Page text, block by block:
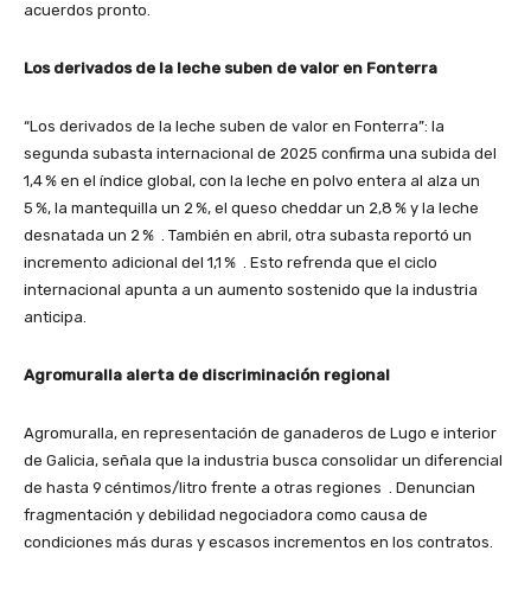
acuerdos pronto.
Los derivados de la leche suben de valor en Fonterra
“Los derivados de la leche suben de valor en Fonterra”: la
segunda subasta internacional de 2025 confirma una subida del
1,4 % en el índice global, con la leche en polvo entera al alza un
5 %, la mantequilla un 2 %, el queso cheddar un 2,8 % y la leche
desnatada un 2 % . También en abril, otra subasta reportó un
incremento adicional del 1,1 % . Esto refrenda que el ciclo
internacional apunta a un aumento sostenido que la industria
anticipa.
Agromuralla alerta de discriminación regional
Agromuralla, en representación de ganaderos de Lugo e interior
de Galicia, señala que la industria busca consolidar un diferencial
de hasta 9 céntimos/litro frente a otras regiones . Denuncian
fragmentación y debilidad negociadora como causa de
condiciones más duras y escasos incrementos en los contratos.